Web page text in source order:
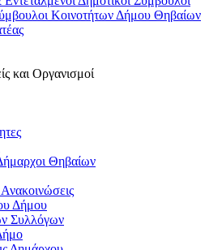
Κοινοτήτων Δήμου Θηβαίων
και Οργανισμοί
Θηβαίων
Δήμου
Συλλόγων